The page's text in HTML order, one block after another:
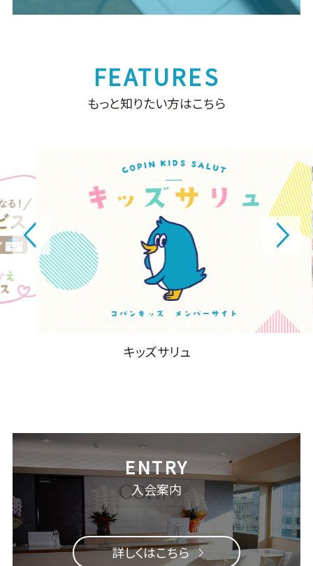
もっと知りたい方はこちら
キッズサリュ
入会案内
詳しくはこちら